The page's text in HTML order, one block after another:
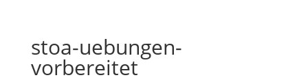
stoa-uebungen-
vorbereitet